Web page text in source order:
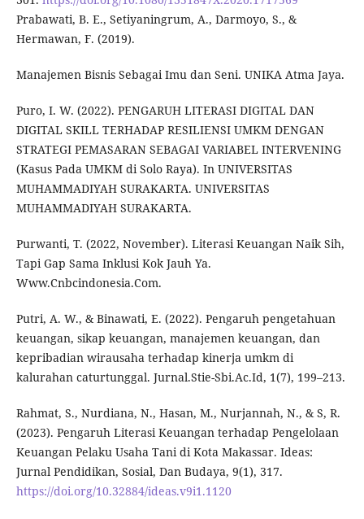
Prabawati, B. E., Setiyaningrum, A., Darmoyo, S., &
Hermawan, F. (2019).
Manajemen Bisnis Sebagai Imu dan Seni. UNIKA Atma Jaya.
Puro, I. W. (2022). PENGARUH LITERASI DIGITAL DAN
DIGITAL SKILL TERHADAP RESILIENSI UMKM DENGAN
STRATEGI PEMASARAN SEBAGAI VARIABEL INTERVENING
(Kasus Pada UMKM di Solo Raya). In UNIVERSITAS
MUHAMMADIYAH SURAKARTA. UNIVERSITAS
MUHAMMADIYAH SURAKARTA.
Purwanti, T. (2022, November). Literasi Keuangan Naik Sih,
Tapi Gap Sama Inklusi Kok Jauh Ya.
Www.Cnbcindonesia.Com.
Putri, A. W., & Binawati, E. (2022). Pengaruh pengetahuan
keuangan, sikap keuangan, manajemen keuangan, dan
kepribadian wirausaha terhadap kinerja umkm di
kalurahan caturtunggal. Jurnal.Stie-Sbi.Ac.Id, 1(7), 199–213.
Rahmat, S., Nurdiana, N., Hasan, M., Nurjannah, N., & S, R.
(2023). Pengaruh Literasi Keuangan terhadap Pengelolaan
Keuangan Pelaku Usaha Tani di Kota Makassar. Ideas:
Jurnal Pendidikan, Sosial, Dan Budaya, 9(1), 317.
https://doi.org/10.32884/ideas.v9i1.1120